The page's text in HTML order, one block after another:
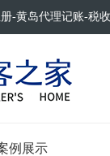
-黄岛代理记账-税
例展示